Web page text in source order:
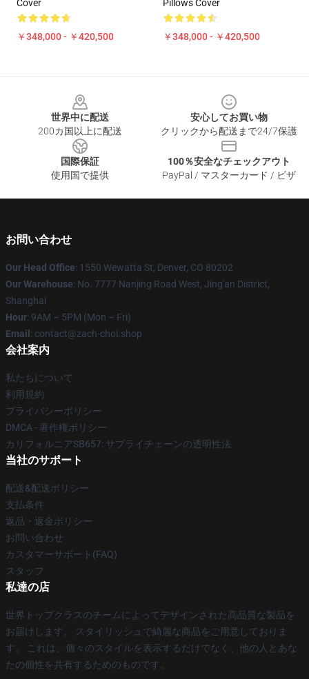
Cover
￥348,000 - ￥420,500
Pillows Cover
￥348,000 - ￥420,500
世界中に配送
200カ国以上に配送
安心してお買い物
クリックから配送まで24/7保護
国際保証
使用国で提供
100％安全なチェックアウト
PayPal / マスターカード / ビザ
お問い合わせ
Our Head Office: 1550 Wewatta St, Denver, CO 80202
Our Warehouse: No. 7777 Nanjing Road West, Jing'an District,
Shanghai
Hour: 9AM – 5PM (Mon – Fri)
Email : contact@zach-choi.shop
会社案内
私たちについて
利用規約
プライバシーポリシー
DMCA - 著作権ポリシー
カリフォルニアSB657: サプライチェーンの透明性法
当社のサポート
配送&配送ポリシー
支払条件
返品・返金ポリシー
お問い合わせ
カスタマーサポート(FAQ)
スタッフ
私達の店
世界トップクラスのチームによってデザインされた高品質な製品を
お届けします。 スタイリッシュで綺麗な商品をご用意しておりま
す。 これは、個々のスタイルを表示するだけでなく、他の人とあな
たの個性を共有するためのものです。